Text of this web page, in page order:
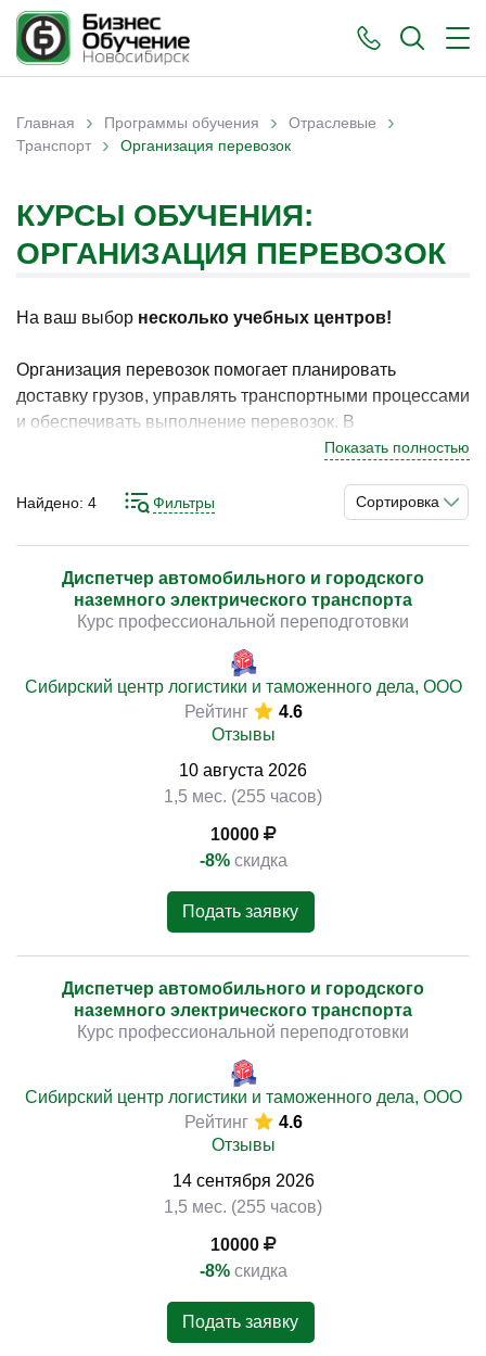
Вы здесь
Главная › Программы обучения › Отраслевые ›
Транспорт › Организация перевозок
КУРСЫ ОБУЧЕНИЯ:
ОРГАНИЗАЦИЯ ПЕРЕВОЗОК
На ваш выбор несколько учебных центров!
Организация перевозок помогает планировать
доставку грузов, управлять транспортными процессами
и обеспечивать выполнение перевозок. В
Новосибирске программы по данному направлению
повысить квалификацию и работать в сфере
грузоперевозок. Понимание принципов логистики,
управления перевозками и требований позволяет
формировать стабильную систему и снижать риски.
Изучение принципов планирования маршрутов,
управления перевозками, контроля сроков доставки,
работы с документацией и взаимодействия с
участниками процесса позволяет выстроить
последовательную систему работы. Практическая
направленность подготовки способствует применению
навыков в реальных условиях.
Показать полностью
Сортировка
Найдено: 4 Фильтры
Диспетчер автомобильного и городского
наземного электрического транспорта
Курс профессиональной переподготовки
Сибирский центр логистики и таможенного дела, ООО
Рейтинг
4.6
Отзывы
10 августа 2026
1,5 мес. (255 часов)
10000
-8% скидка
Подать заявку
Диспетчер автомобильного и городского
наземного электрического транспорта
Курс профессиональной переподготовки
Сибирский центр логистики и таможенного дела, ООО
Рейтинг
4.6
Отзывы
14 сентября 2026
1,5 мес. (255 часов)
10000
-8% скидка
Подать заявку